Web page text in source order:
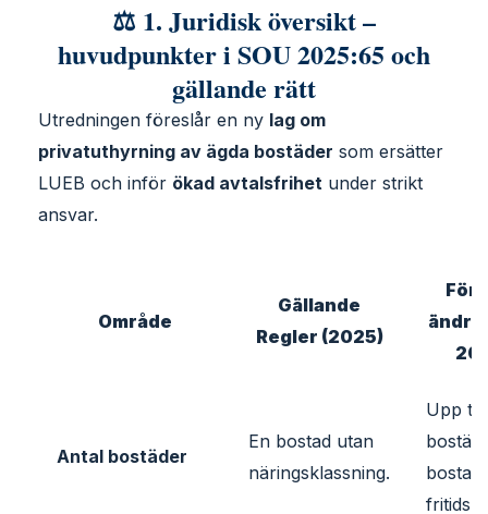
⚖️ 1. Juridisk översikt –
huvudpunkter i SOU 2025:65 och
gällande rätt
Utredningen föreslår en ny lag om
privatuthyrning av ägda bostäder som ersätter
LUEB och inför ökad avtalsfrihet under strikt
ansvar.
Område
Gällande
Regler (2025)
Antal bostäder
En bostad utan
näringsklassning.
Upp